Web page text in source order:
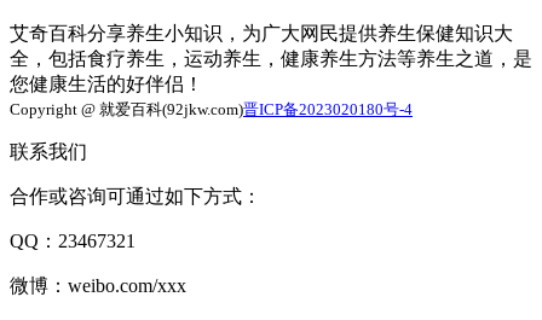
艾奇百科分享养生小知识，为广大网民提供养生保健知识大
全，包括食疗养生，运动养生，健康养生方法等养生之道，是
您健康生活的好伴侣！
Copyright @ 就爱百科(92jkw.com)晋ICP备2023020180号-4
联系我们
合作或咨询可通过如下方式：
QQ：23467321
微博：weibo.com/xxx